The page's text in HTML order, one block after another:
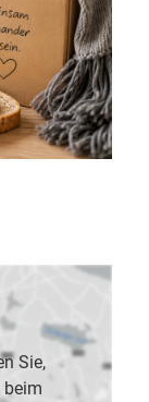
Sie,
beim